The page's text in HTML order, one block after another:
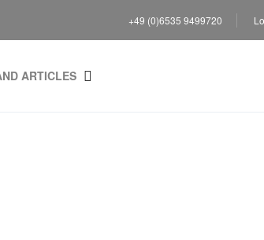
+49 (0)6535 9499720
ARTICLES